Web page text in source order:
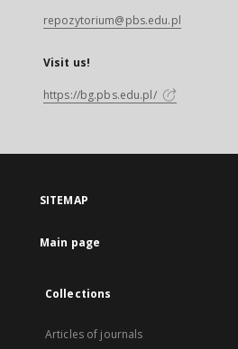
repozytorium@pbs.edu.pl
Visit us!
https://bg.pbs.edu.pl/
SITEMAP
Main page
Collections
Articles of journals